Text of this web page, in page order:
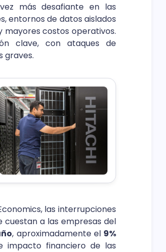
más desafiante en las
entornos de datos aislados
mayores costos operativos.
clave, con ataques de
graves.
las interrupciones
a las empresas del
, aproximadamente el 9%
impacto financiero de las